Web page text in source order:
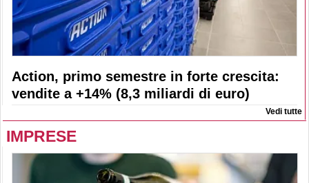
Action, primo semestre in forte crescita:
vendite a +14% (8,3 miliardi di euro)
Vedi tutte
IMPRESE